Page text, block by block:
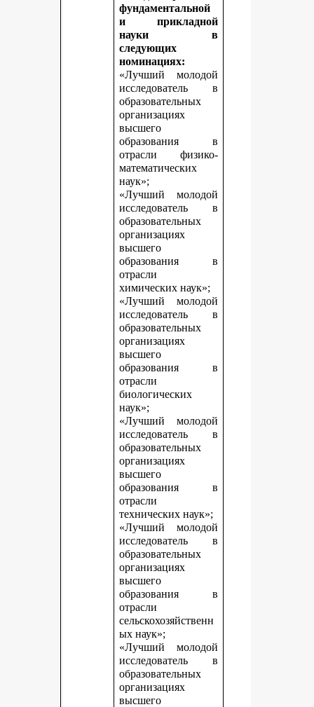
фундаментальной
и прикладной
науки в
следующих
номинациях:
«Лучший молодой
исследователь в
образовательных
организациях
высшего
образования в
отрасли физико-
математических
наук»;
«Лучший молодой
исследователь в
образовательных
организациях
высшего
образования в
отрасли
химических наук»;
«Лучший молодой
исследователь в
образовательных
организациях
высшего
образования в
отрасли
биологических
наук»;
«Лучший молодой
исследователь в
образовательных
организациях
высшего
образования в
отрасли
технических наук»;
«Лучший молодой
исследователь в
образовательных
организациях
высшего
образования в
отрасли
сельскохозяйственн
ых наук»;
«Лучший молодой
исследователь в
образовательных
организациях
высшего